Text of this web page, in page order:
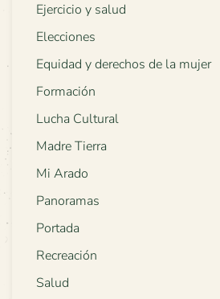
Ejercicio y salud
Elecciones
Equidad y derechos de la mujer
Formación
Lucha Cultural
Madre Tierra
Mi Arado
Panoramas
Portada
Recreación
Salud